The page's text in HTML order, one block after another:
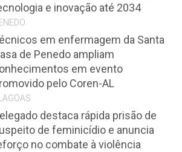
e inovação até 2034
em enfermagem da Santa
de Penedo ampliam
em evento
pelo Coren-AL
destaca rápida prisão de
de feminicídio e anuncia
no combate à violência